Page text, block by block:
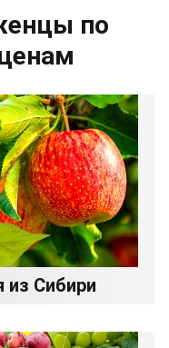
по
Сибири